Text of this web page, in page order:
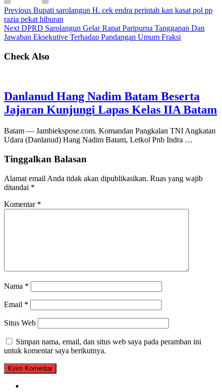
Previous Bupati sarolangun H. cek endra perintah kan kasat pol pp
razia pekat hiburan
Next DPRD Sarolangun Gelar Rapat Paripurna Tanggapan Dan
Jawaban Eksekutive Terhadap Pandangan Umum Fraksi
Check Also
Danlanud Hang Nadim Batam Beserta
Jajaran Kunjungi Lapas Kelas IIA Batam
Batam — Jambiekspose.com. Komandan Pangkalan TNI Angkatan
Udara (Danlanud) Hang Nadim Batam, Letkol Pnb Indra …
Tinggalkan Balasan
Alamat email Anda tidak akan dipublikasikan. Ruas yang wajib
ditandai *
Komentar *
Nama *
Email *
Situs Web
Simpan nama, email, dan situs web saya pada peramban ini
untuk komentar saya berikutnya.